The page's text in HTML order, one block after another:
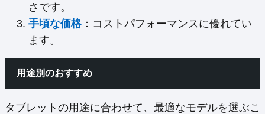
さです。
手頃な価格：コストパフォーマンスに優れてい
ます。
用途別のおすすめ
タブレットの用途に合わせて、最適なモデルを選ぶこ